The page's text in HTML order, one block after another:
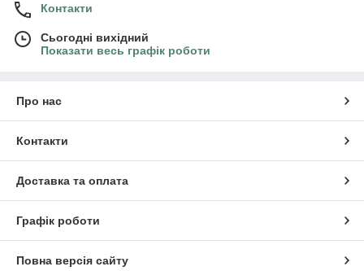
Контакти
Сьогодні вихідний
Показати весь графік роботи
Про нас
Контакти
Доставка та оплата
Графік роботи
Повна версія сайту